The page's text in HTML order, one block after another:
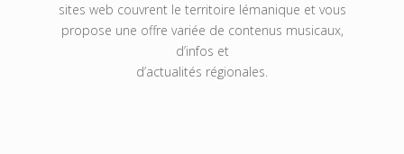
sites web couvrent le territoire lémanique et vous
propose une offre variée de contenus musicaux,
d’infos et
d’actualités régionales.